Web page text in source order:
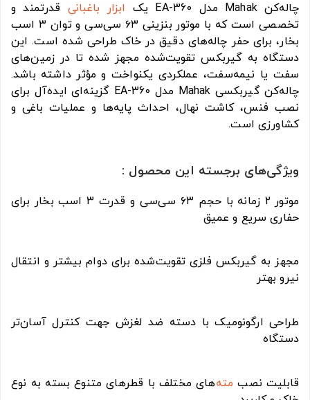
چاله‌کن Mahak مدل EA-360 یک ابزار باغبانی قدرتمند و
تخصصی است که با موتور بنزینی ۶۳ سی‌سی و توان ۳ اسب
بخار، برای حفر چاله‌های دقیق در خاک طراحی شده است. این
دستگاه به گیربکس تقویت‌شده مجهز شده تا در زمین‌های
سفت یا نیمه‌سفت، عملکردی یکنواخت و مؤثر داشته باشد.
چاله‌کن گیربکسی Mahak مدل EA-360 گزینه‌ای ایده‌آل برای
نصب فنس، کاشت نهال، احداث پایه‌ها و عملیات باغی و
کشاورزی است.
ویژگی‌های برجسته این محصول :
موتور ۲ زمانه با حجم ۶۳ سی‌سی و قدرت ۳ اسب بخار برای
حفاری سریع و عمیق
مجهز به گیربکس فلزی تقویت‌شده برای دوام بیشتر و انتقال
نیرو بهتر
طراحی ارگونومیک با دسته ضد لغزش جهت کنترل آسان‌تر
دستگاه
قابلیت نصب مته‌های مختلف با قطرهای متنوع بسته به نوع